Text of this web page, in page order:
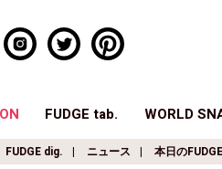
FUDGE tab. WORLD
FUDGE dig. ニュース 本日の